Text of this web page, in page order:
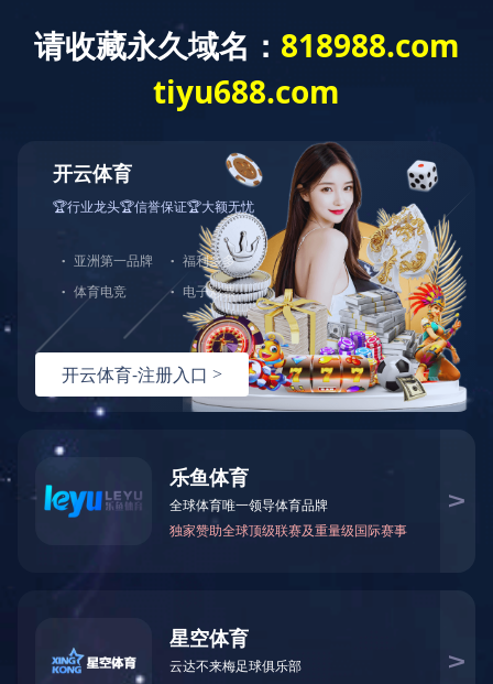
登录入口 关于我们 产品中心